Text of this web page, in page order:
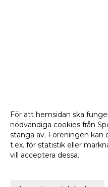
För att hemsidan ska
nödvändiga cookies från
stänga av. Föreningen kan
t.ex. för statistik eller
vill acceptera dessa.